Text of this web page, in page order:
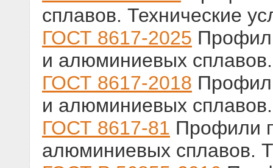
сплавов. Технические
ГОСТ 8617-2025
и алюминиевых
ГОСТ 8617-2018
и алюминиевых
ГОСТ 8617-81 Профили
алюминиевых сплавов.